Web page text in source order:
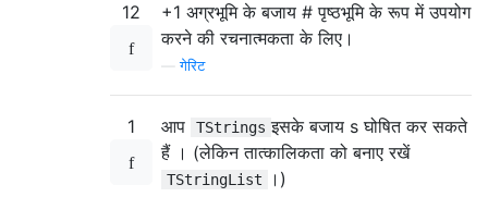
12
+1 अग्रभूमि के बजाय # पृष्ठभूमि के रूप में उपयोग
करने की रचनात्मकता के लिए।
—गेरिट
1 आप TStrings इसके बजाय s घोषित कर सकते
हैं । (लेकिन तात्कालिकता को बनाए रखें
TStringList ।)